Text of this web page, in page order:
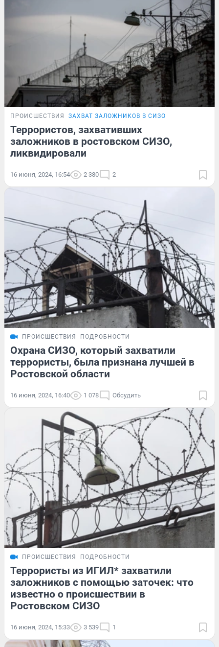
ПРОИСШЕСТВИЯ ЗАХВАТ ЗАЛОЖНИКОВ В СИЗО
Террористов, захвативших
заложников в ростовском СИЗО,
ликвидировали
16 июня, 2024, 16:54 2 380 2
ПРОИСШЕСТВИЯ ПОДРОБНОСТИ
Охрана СИЗО, который захватили
террористы, была признана лучшей в
Ростовской области
16 июня, 2024, 16:40 1 078 Обсудить
ПРОИСШЕСТВИЯ ПОДРОБНОСТИ
Террористы из ИГИЛ* захватили
заложников с помощью заточек: что
известно о происшествии в
Ростовском СИЗО
16 июня, 2024, 15:33 3 539 1